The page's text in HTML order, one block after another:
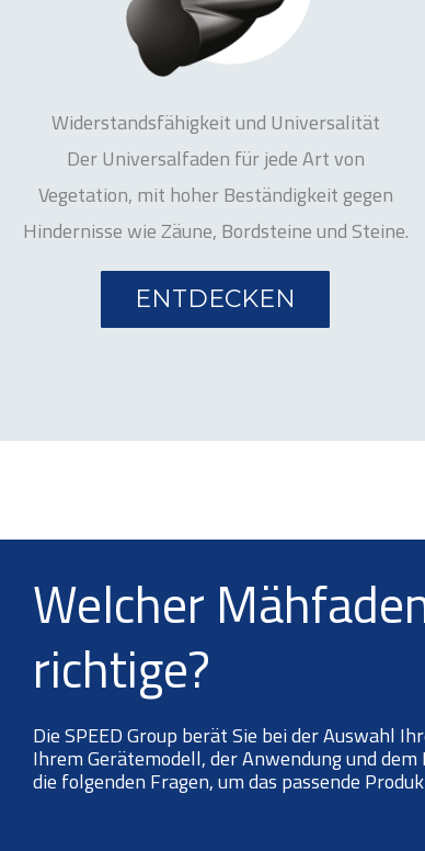
Widerstandsfähigkeit und Universalität
Der Universalfaden für jede Art von
Vegetation, mit hoher Beständigkeit gegen
Hindernisse wie Zäune, Bordsteine und Steine.
ENTDECKEN
Welcher
richtige?
Die SPEED Group berät Sie bei der Auswahl
Ihrem Gerätemodell, der Anwendung und
die folgenden Fragen, um das passende